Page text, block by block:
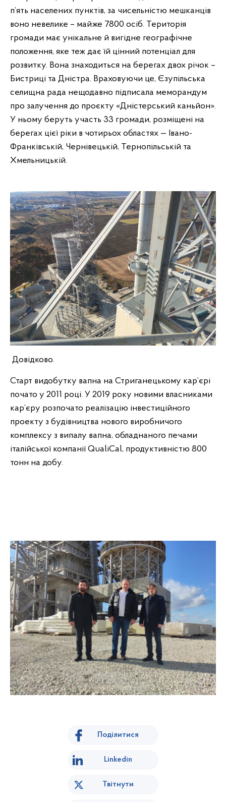
п’ять населених пунктів, за чисельністю мешканців
воно невелике – майже 7800 осіб. Територія
громади має унікальне й вигідне географічне
положення, яке теж дає їй цінний потенціал для
розвитку. Вона знаходиться на берегах двох річок –
Бистриці та Дністра. Враховуючи це, Єзупільська
селищна рада нещодавно підписала меморандум
про залучення до проєкту «Дністерський каньйон».
У ньому беруть участь 33 громади, розміщені на
берегах цієї ріки в чотирьох областях — Івано-
Франківській, Чернівецькій, Тернопільській та
Хмельницькій.
Довідково.
Старт видобутку вапна на Стриганецькому кар’єрі
почато у 2011 році. У 2019 року новими власниками
кар’єру розпочато реалізацію інвестиційного
проекту з будівництва нового виробничого
комплексу з випалу вапна, обладнаного печами
італійської компанії QualiCal, продуктивністю 800
тонн на добу.
Поділитися
Linkedin
Твітнути